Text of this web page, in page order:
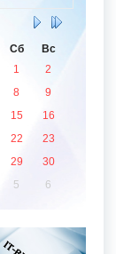
Сб
Вс
1
2
8
9
15
16
22
23
29
30
5 6